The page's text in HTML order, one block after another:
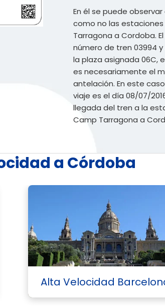
En él se puede observar
como no las
Tarragona a Cordoba.
número de tren 03994
la plaza asignada 06C,
es necesariamente el
antelación. En este
viaje es el día 08/07/
llegada del tren a la
Camp Tarragona a
a Córdoba
Alta Velocidad